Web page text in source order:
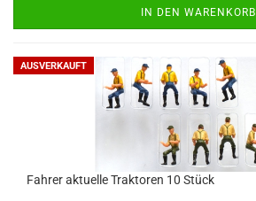
IN DEN WARENKORB
AUSVERKAUFT
Fah­rer ak­tu­el­le Trak­to­ren 10 Stück